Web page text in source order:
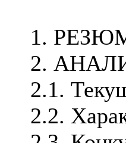
1.
2.
2.1.
2.2.